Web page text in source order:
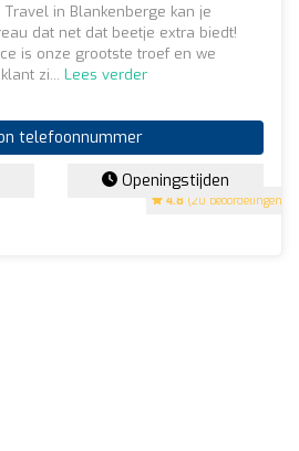
4.8 (20 beoordelingen)
in Blankenberge kan je
dat net dat beetje extra biedt!
is onze grootste troef en we
zi... Lees verder
telefoonnummer
Openingstijden